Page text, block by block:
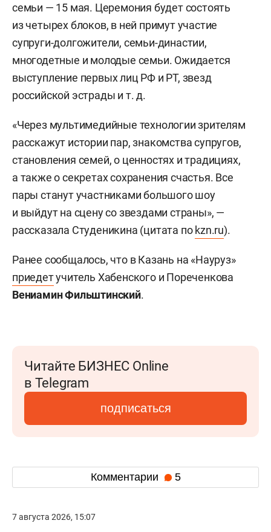
семьи — 15 мая. Церемония будет состоять
из четырех блоков, в ней примут участие
супруги-долгожители, семьи-династии,
многодетные и молодые семьи. Ожидается
выступление первых лиц РФ и РТ, звезд
российской эстрады и т. д.
«Через мультимедийные технологии зрителям
расскажут истории пар, знакомства супругов,
становления семей, о ценностях и традициях,
а также о секретах сохранения счастья. Все
пары станут участниками большого шоу
и выйдут на сцену со звездами страны», —
рассказала Студеникина (цитата поkzn.ru).
Ранее сообщалось, что в Казань на «Науруз»
приедетучитель Хабенского и Пореченкова
Вениамин Фильштинский.
Читайте БИЗНЕС Online
в Telegram
подписаться
Комментарии 5
7 августа 2026, 15:07